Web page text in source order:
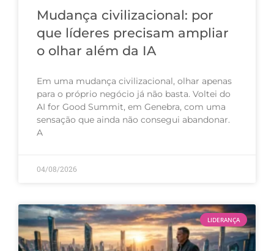
Mudança civilizacional: por
que líderes precisam ampliar
o olhar além da IA
Em uma mudança civilizacional, olhar apenas
para o próprio negócio já não basta. Voltei do
AI for Good Summit, em Genebra, com uma
sensação que ainda não consegui abandonar.
A
04/08/2026
LIDERANÇA